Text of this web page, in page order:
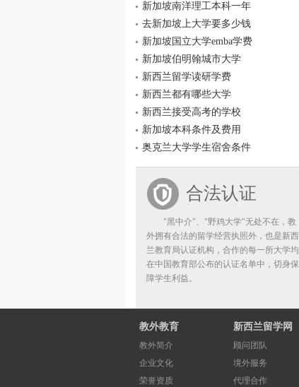
新加坡南洋理工本科一年
去新加坡上大学要多少钱
新加坡国立大学emba学费
新加坡伯明翰城市大学
新西兰留学读研学费
新西兰都有哪些大学
新西兰接受高考的学校
新加坡本科条件及费用
奥克兰大学学生宿舍条件
合法认证
"黑中介"、"野鸡大学"无处不在，教
外拥有合法的留学经营执照外，也是新西
兰教育局认证机构，合作的每一所大学均
在中国教育部公布的认证名单中，切身保
障学生利益。
教外教育
教外简介
企业文化
荣誉资质
新西兰留学网
顾问团队
境外服务
代理合作